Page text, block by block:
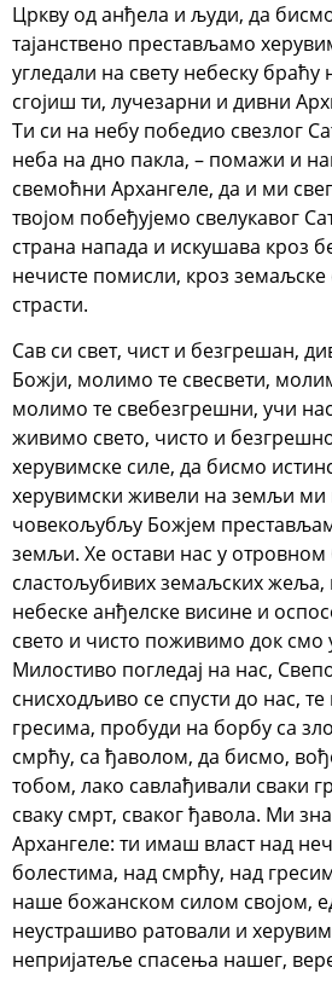
Цркву од анђела и људи, да
тајанствено престављамо
угледали на свету небеску
сгојиш ти, лучезарни и дивни
Ти си на небу победио свезлог
неба на дно пакла, – помажи и
свемоћни Архангеле, да и ми
твојом побеђујемо свелукавог
страна напада и искушава кроз
нечисте помисли, кроз земаљске
страсти.
Сав си свет, чист и безгрешан,
Божји, молимо те свесвети,
молимо те свебезгрешни, учи
живимо свето, чисто и
херувимске силе, да бисмо
херувимски живели на земљи ми
човекољубљу Божјем
земљи. Хе остави нас у
сластољубивих земаљских жеља,
небеске анђелске висине и
свето и чисто поживимо док смо
Милостиво погледај на нас,
снисходљиво се спусти до нас, те
гресима, пробуди на борбу са
смрћу, са ђаволом, да бисмо,
тобом, лако савлађивали сваки
сваку смрт, сваког ђавола. Ми
Архангеле: ти имаш власт над
болестима, над смрћу, над
наше божанском силом својом,
неустрашиво ратовали и
непријатеље спасења нашег,